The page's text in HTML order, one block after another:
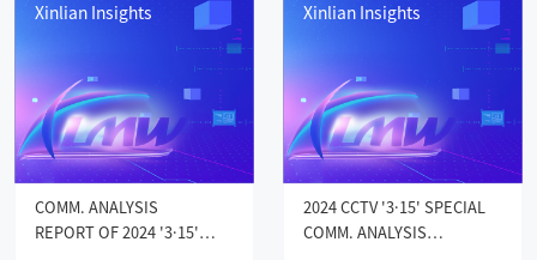
Xinlian Insights
COMM. ANALYSIS
REPORT OF 2024 '3·15'
Xinlian Insights
2024 CCTV '3·15' SPECIAL
COMM. ANALYSIS